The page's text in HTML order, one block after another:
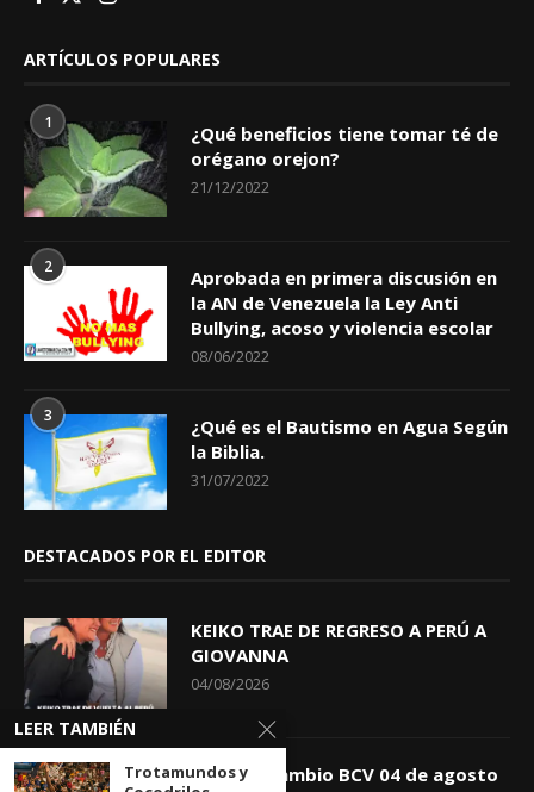
ARTÍCULOS POPULARES
1
¿Qué beneficios tiene tomar té de
orégano orejon?
21/12/2022
2
Aprobada en primera discusión en
la AN de Venezuela la Ley Anti
Bullying, acoso y violencia escolar
08/06/2022
3
¿Qué es el Bautismo en Agua Según
la Biblia.
31/07/2022
DESTACADOS POR EL EDITOR
KEIKO TRAE DE REGRESO A PERÚ A
GIOVANNA
04/08/2026
Tasa de Cambio BCV 04 de agosto
LEER TAMBIÉN
Trotamundos y